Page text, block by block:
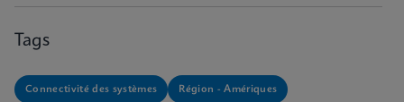
Tags
Connectivité des systèmes Région - Amériques